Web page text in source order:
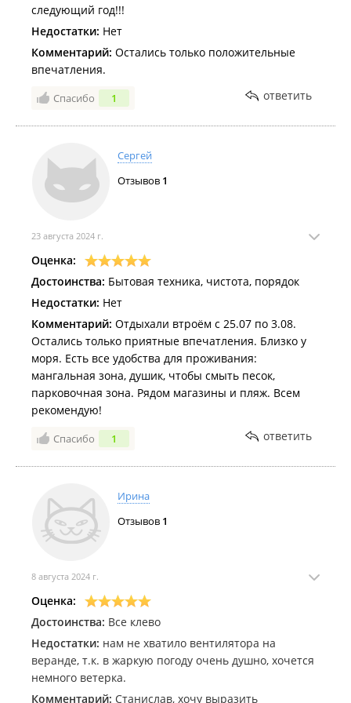
следующий год!!!
Недостатки: Нет
Комментарий: Остались только положительные
впечатления.
Спасибо 1 ответить
Сергей
Отзывов 1
23 августа 2024 г.
Оценка:
Достоинства: Бытовая техника, чистота, порядок
Недостатки: Нет
Комментарий: Отдыхали втроём с 25.07 по 3.08.
Остались только приятные впечатления. Близко у
моря. Есть все удобства для проживания:
мангальная зона, душик, чтобы смыть песок,
парковочная зона. Рядом магазины и пляж. Всем
рекомендую!
Спасибо 1 ответить
Ирина
Отзывов 1
8 августа 2024 г.
Оценка:
Достоинства: Все клево
Недостатки: нам не хватило вентилятора на
веранде, т.к. в жаркую погоду очень душно, хочется
немного ветерка.
Комментарий: Станислав, хочу выразить